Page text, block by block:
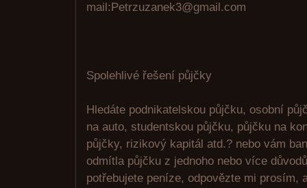
mail:Petrzuzanek3@gmail.com
Spolehlivé řešení půjčky
Hledáte podnikatelskou půjčku, osobní
na auto, studentskou půjčku, půjčku na
půjčky, rizikový kapitál atd.? nebo vám
odmítla půjčku z jednoho nebo více
potřebujete peníze, odpovězte mi prosím,